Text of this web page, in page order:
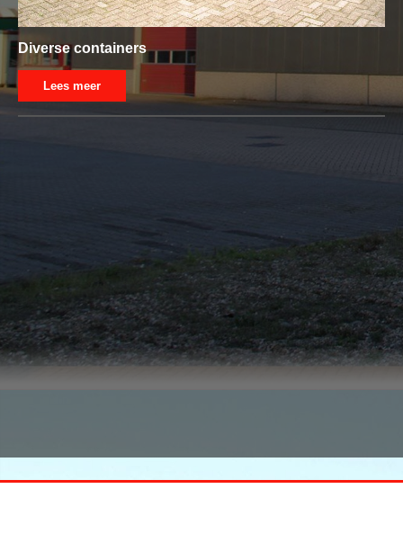
Diverse containers
Lees meer